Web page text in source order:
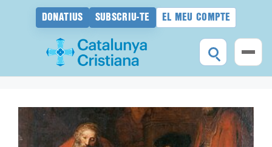
DONATIUS SUBSCRIU-TE EL MEU COMPTE